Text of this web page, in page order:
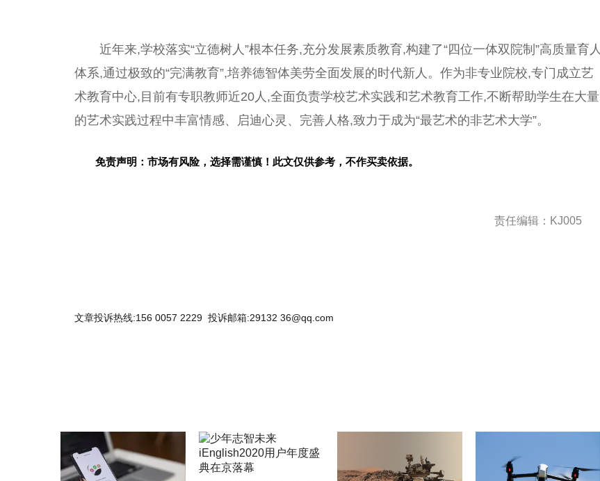
近年来,学校落实“立德树人”根本任务,充分发展素质教育,构建了“四位一体双院制”高质量育人
体系,通过极致的“完满教育”,培养德智体美劳全面发展的时代新人。作为非专业院校,专门成立艺
术教育中心,目前有专职教师近20人,全面负责学校艺术实践和艺术教育工作,不断帮助学生在大量
的艺术实践过程中丰富情感、启迪心灵、完善人格,致力于成为“最艺术的非艺术大学”。
免责声明：市场有风险，选择需谨慎！此文仅供参考，不作买卖依据。
责任编辑：KJ005
文章投诉热线:156 0057 2229 投诉邮箱:29132 36@qq.com